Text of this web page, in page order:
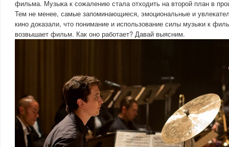
фильма. Музыка к сожалению стала отходить на второй план в
Тем не менее, самые запоминающиеся, эмоциональные и
кино доказали, что понимание и использование силы музыки к
возвышает фильм. Как оно работает? Давай выясним.